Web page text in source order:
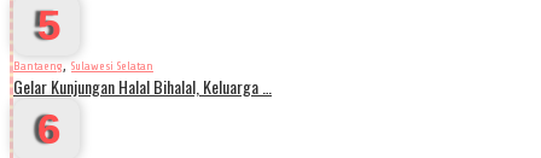
5
Bantaeng, Sulawesi Selatan
Gelar Kunjungan Halal Bihalal, Keluarga …
6